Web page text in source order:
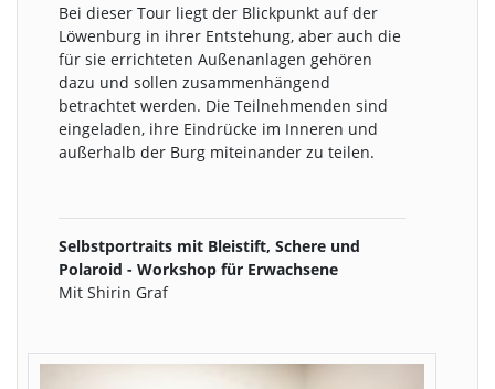
Bei dieser Tour liegt der Blickpunkt auf der
Löwenburg in ihrer Entstehung, aber auch die
für sie errichteten Außenanlagen gehören
dazu und sollen zusammenhängend
betrachtet werden. Die Teilnehmenden sind
eingeladen, ihre Eindrücke im Inneren und
außerhalb der Burg miteinander zu teilen.
Selbstportraits mit Bleistift, Schere und
Polaroid - Workshop für Erwachsene
Mit Shirin Graf